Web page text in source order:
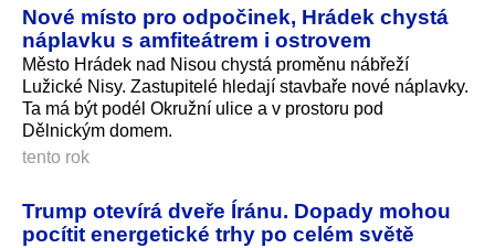
Nové místo pro odpočinek, Hrádek chystá
náplavku s amfiteátrem i ostrovem
Město Hrádek nad Nisou chystá proměnu nábřeží
Lužické Nisy. Zastupitelé hledají stavbaře nové náplavky.
Ta má být podél Okružní ulice a v prostoru pod
Dělnickým domem.
tento rok
Trump otevírá dveře Íránu. Dopady mohou
pocítit energetické trhy po celém světě